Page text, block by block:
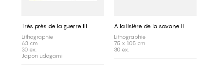
Très près de la guerre III
Lithographie
63 cm
30 ex.
Japon udagami
A la lisière de la savane II
Lithographie
75 x 105 cm
30 ex.